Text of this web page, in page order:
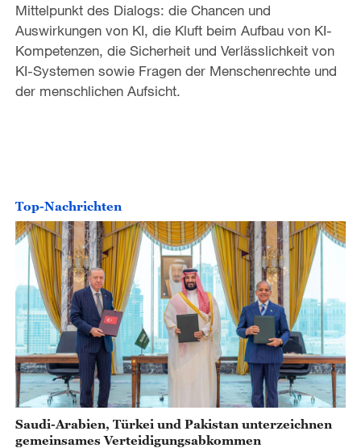
Mittelpunkt des Dialogs: die Chancen und
Auswirkungen von KI, die Kluft beim Aufbau von KI-
Kompetenzen, die Sicherheit und Verlässlichkeit von
KI-Systemen sowie Fragen der Menschenrechte und
der menschlichen Aufsicht.
Top-Nachrichten
Saudi-Arabien, Türkei und Pakistan unterzeichnen
gemeinsames Verteidigungsabkommen